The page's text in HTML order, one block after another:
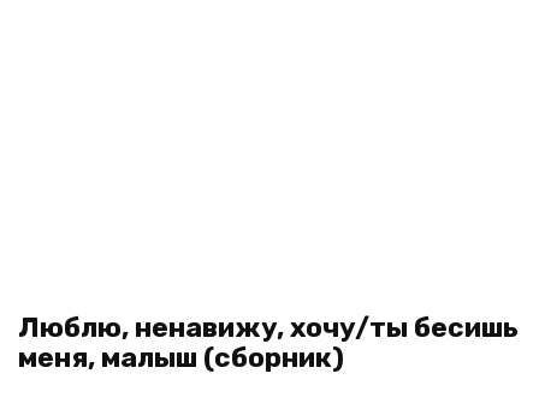
Люблю, ненавижу, хочу/ты бесишь
меня, малыш (сборник)